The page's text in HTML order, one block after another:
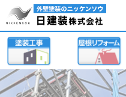
Skip
main
content